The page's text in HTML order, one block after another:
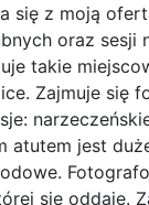
się z moją
oraz sesji
takie
Zajmuje się
atutem jest
się oddaję.